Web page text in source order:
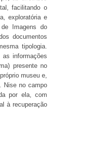
facilitando o
exploratória e
Imagens do
documentos
tipologia.
informações
presente no
museu e,
Nise no campo
por ela, com
à recuperação